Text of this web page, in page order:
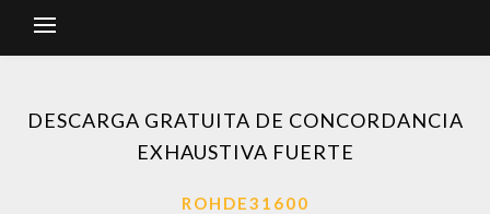
DESCARGA GRATUITA DE CONCORDANCIA
EXHAUSTIVA FUERTE
ROHDE31600